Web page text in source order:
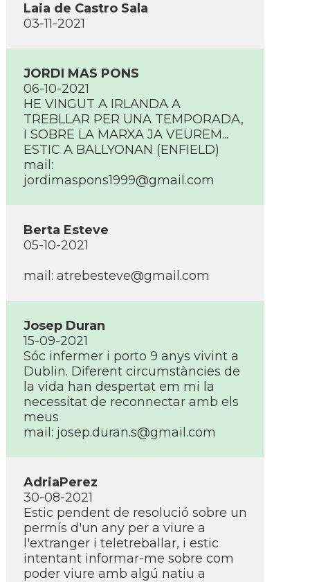
Laia de Castro Sala
03-11-2021
JORDI MAS PONS
06-10-2021
HE VINGUT A IRLANDA A
TREBLLAR PER UNA TEMPORADA,
I SOBRE LA MARXA JA VEUREM...
ESTIC A BALLYONAN (ENFIELD)
mail:
jordimaspons1999@gmail.com
Berta Esteve
05-10-2021
mail: atrebesteve@gmail.com
Josep Duran
15-09-2021
Sóc infermer i porto 9 anys vivint a
Dublin. Diferent circumstàncies de
la vida han despertat em mi la
necessitat de reconnectar amb els
meus
mail: josep.duran.s@gmail.com
AdriaPerez
30-08-2021
Estic pendent de resolució sobre un
permí­s d'un any per a viure a
l'extranger i teletreballar, i estic
intentant informar-me sobre com
poder viure amb algú natiu a